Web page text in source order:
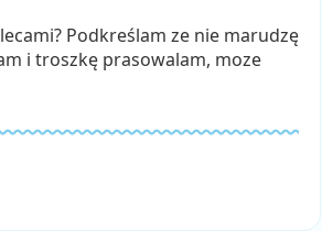
Podkreślam ze nie marudzę
i troszkę prasowalam, moze